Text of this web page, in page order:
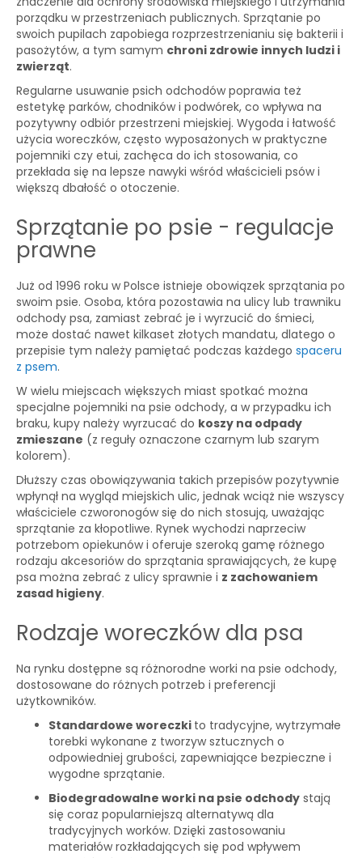
porządku w przestrzeniach publicznych. Sprzątanie po
swoich pupilach zapobiega rozprzestrzenianiu się bakterii i
pasożytów, a tym samym chroni zdrowie innych ludzi i
zwierząt.
Regularne usuwanie psich odchodów poprawia też
estetykę parków, chodników i podwórek, co wpływa na
pozytywny odbiór przestrzeni miejskiej. Wygoda i łatwość
użycia woreczków, często wyposażonych w praktyczne
pojemniki czy etui, zachęca do ich stosowania, co
przekłada się na lepsze nawyki wśród właścicieli psów i
większą dbałość o otoczenie.
Sprzątanie po psie - regulacje
prawne
Już od 1996 roku w Polsce istnieje obowiązek sprzątania po
swoim psie. Osoba, która pozostawia na ulicy lub trawniku
odchody psa, zamiast zebrać je i wyrzucić do śmieci,
może dostać nawet kilkaset złotych mandatu, dlatego o
przepisie tym należy pamiętać podczas każdego spaceru
z psem.
W wielu miejscach większych miast spotkać można
specjalne pojemniki na psie odchody, a w przypadku ich
braku, kupy należy wyrzucać do koszy na odpady
zmieszane (z reguły oznaczone czarnym lub szarym
kolorem).
Dłuższy czas obowiązywania takich przepisów pozytywnie
wpłynął na wygląd miejskich ulic, jednak wciąż nie wszyscy
właściciele czworonogów się do nich stosują, uważając
sprzątanie za kłopotliwe. Rynek wychodzi naprzeciw
potrzebom opiekunów i oferuje szeroką gamę różnego
rodzaju akcesoriów do sprzątania sprawiających, że kupę
psa można zebrać z ulicy sprawnie i z zachowaniem
zasad higieny.
Rodzaje woreczków dla psa
Na rynku dostępne są różnorodne worki na psie odchody,
dostosowane do różnych potrzeb i preferencji
użytkowników.
Standardowe woreczki to tradycyjne, wytrzymałe
torebki wykonane z tworzyw sztucznych o
odpowiedniej grubości, zapewniające bezpieczne i
wygodne sprzątanie.
Biodegradowalne worki na psie odchody stają
się coraz popularniejszą alternatywą dla
tradycyjnych worków. Dzięki zastosowaniu
materiałów rozkładających się pod wpływem